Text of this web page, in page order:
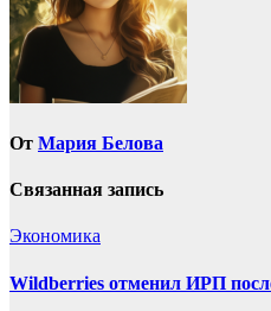
От Мария Белова
Связанная запись
Экономика
Wildberries отменил ИРП